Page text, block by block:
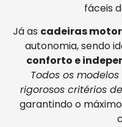
fáceis
Já as cadeiras
autonomia, sendo
conforto e
Todos os
rigorosos critérios
garantindo o